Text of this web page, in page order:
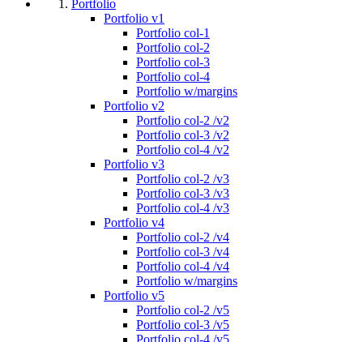
Portfolio
Portfolio v1
Portfolio col-1
Portfolio col-2
Portfolio col-3
Portfolio col-4
Portfolio w/margins
Portfolio v2
Portfolio col-2 /v2
Portfolio col-3 /v2
Portfolio col-4 /v2
Portfolio v3
Portfolio col-2 /v3
Portfolio col-3 /v3
Portfolio col-4 /v3
Portfolio v4
Portfolio col-2 /v4
Portfolio col-3 /v4
Portfolio col-4 /v4
Portfolio w/margins
Portfolio v5
Portfolio col-2 /v5
Portfolio col-3 /v5
Portfolio col-4 /v5